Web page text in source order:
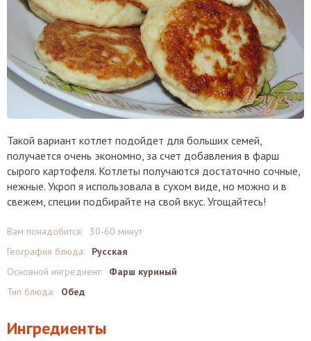
Такой вариант котлет подойдет для больших семей,
получается очень экономно, за счет добавления в фарш
сырого картофеля. Котлеты получаются достаточно сочные,
нежные. Укроп я использовала в сухом виде, но можно и в
свежем, специи подбирайте на свой вкус. Угощайтесь!
Вам понадобится:
30-60 минут
География блюда:
Русская
Основной ингредиент:
Фарш куриный
Тип блюда:
Обед
Ингредиенты